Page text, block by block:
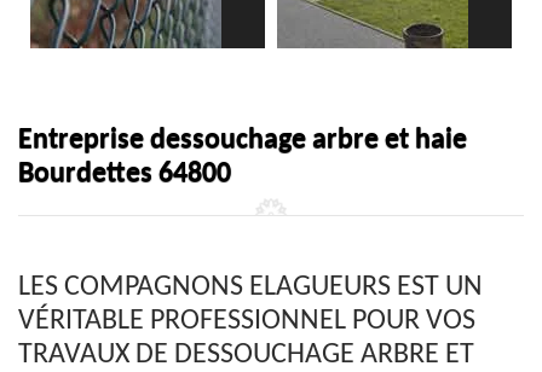
Entreprise dessouchage arbre et haie
Bourdettes 64800
LES COMPAGNONS ELAGUEURS EST UN
VÉRITABLE PROFESSIONNEL POUR VOS
TRAVAUX DE DESSOUCHAGE ARBRE ET